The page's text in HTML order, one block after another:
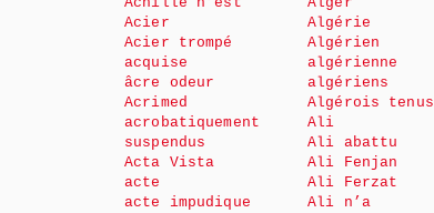
Acier
Acier trompé
acquise
âcre odeur
Acrimed
acrobatiquement
suspendus
Acta Vista
acte
acte impudique
Algérie
Algérien
algérienne
algériens
Algérois tenus
Ali
Ali abattu
Ali Fenjan
Ali Ferzat
Ali n’a